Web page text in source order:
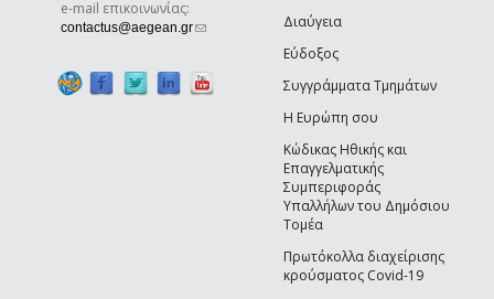
e-mail επικοινωνίας:
contactus@aegean.gr(link sends e-mail)Διαύγεια
Εύδοξος
Συγγράμματα Τμημάτων
Η Ευρώπη σου
Κώδικας Ηθικής και
Επαγγελματικής
Συμπεριφοράς
Υπαλλήλων του Δημόσιου
Τομέα
Πρωτόκολλα διαχείρισης
κρούσματος Covid-19